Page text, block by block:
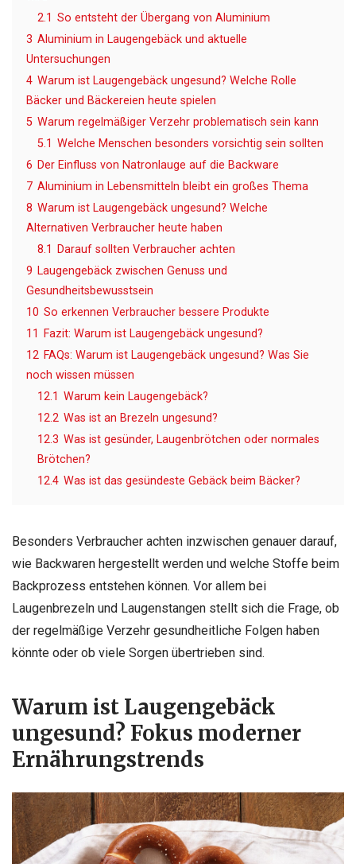
2.1 So entsteht der Übergang von Aluminium
3 Aluminium in Laugengebäck und aktuelle
Untersuchungen
4 Warum ist Laugengebäck ungesund? Welche Rolle
Bäcker und Bäckereien heute spielen
5 Warum regelmäßiger Verzehr problematisch sein kann
5.1 Welche Menschen besonders vorsichtig sein sollten
6 Der Einfluss von Natronlauge auf die Backware
7 Aluminium in Lebensmitteln bleibt ein großes Thema
8 Warum ist Laugengebäck ungesund? Welche
Alternativen Verbraucher heute haben
8.1
Darauf sollten Verbraucher achten
9 Laugengebäck zwischen Genuss und
Gesundheitsbewusstsein
10 So erkennen Verbraucher bessere Produkte
11
Fazit: Warum ist Laugengebäck ungesund?
12 FAQs: Warum ist Laugengebäck ungesund? Was Sie
noch wissen müssen
12.1 Warum kein Laugengebäck?
12.2 Was ist an Brezeln ungesund?
12.3 Was ist gesünder, Laugenbrötchen oder normales
Brötchen?
12.4 Was ist das gesündeste Gebäck beim Bäcker?
Besonders Verbraucher achten inzwischen genauer darauf,
wie Backwaren hergestellt werden und welche Stoffe beim
Backprozess entstehen können. Vor allem bei
Laugenbrezeln und Laugenstangen stellt sich die Frage, ob
der regelmäßige Verzehr gesundheitliche Folgen haben
könnte oder ob viele Sorgen übertrieben sind.
Warum ist Laugengebäck
ungesund? Fokus moderner
Ernährungstrends